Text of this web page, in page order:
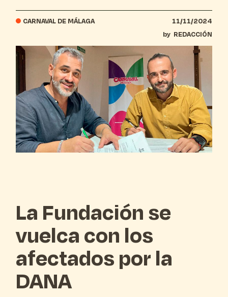
CARNAVAL DE MÁLAGA
11/11/2024
by REDACCIÓN
La Fundación se
vuelca con los
afectados por la
DANA